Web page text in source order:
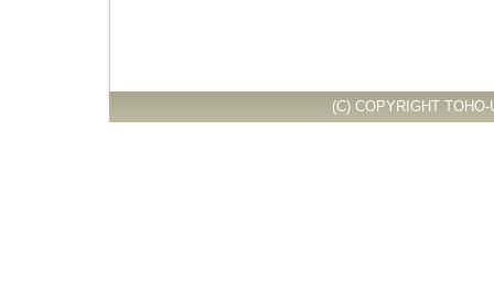
(C) COPYRIGHT